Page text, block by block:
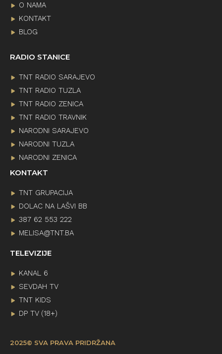
O NAMA
KONTAKT
BLOG
RADIO STANICE
TNT RADIO SARAJEVO
TNT RADIO TUZLA
TNT RADIO ZENICA
TNT RADIO TRAVNIK
NARODNI SARAJEVO
NARODNI TUZLA
NARODNI ZENICA
KONTAKT
TNT GRUPACIJA
DOLAC NA LAŠVI BB
387 62 553 222
MELISA@TNT.BA
TELEVIZIJE
KANAL 6
SEVDAH TV
TNT KIDS
DP TV (18+)
2025© SVA PRAVA PRIDRŽANA